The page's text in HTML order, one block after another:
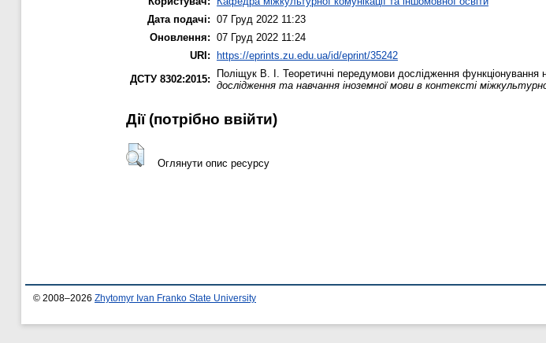
Дата подачі: 07 Груд 2022 11:23
Оновлення: 07 Груд 2022 11:24
URI:
https://eprints.zu.edu.ua/id/eprint/35242
ДСТУ 8302:2015:
Поліщук В. І. Теоретичні передумови дослідження функціонування
дослідження та навчання іноземної мови в контексті
Дії ​​(потрібно ввійти)
Оглянути опис ресурсу
© 2008–2026 Zhytomyr Ivan Franko State University